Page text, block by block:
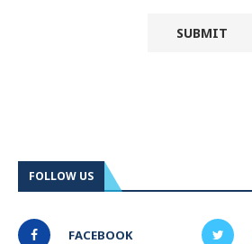
FOLLOW US
FACEBOOK